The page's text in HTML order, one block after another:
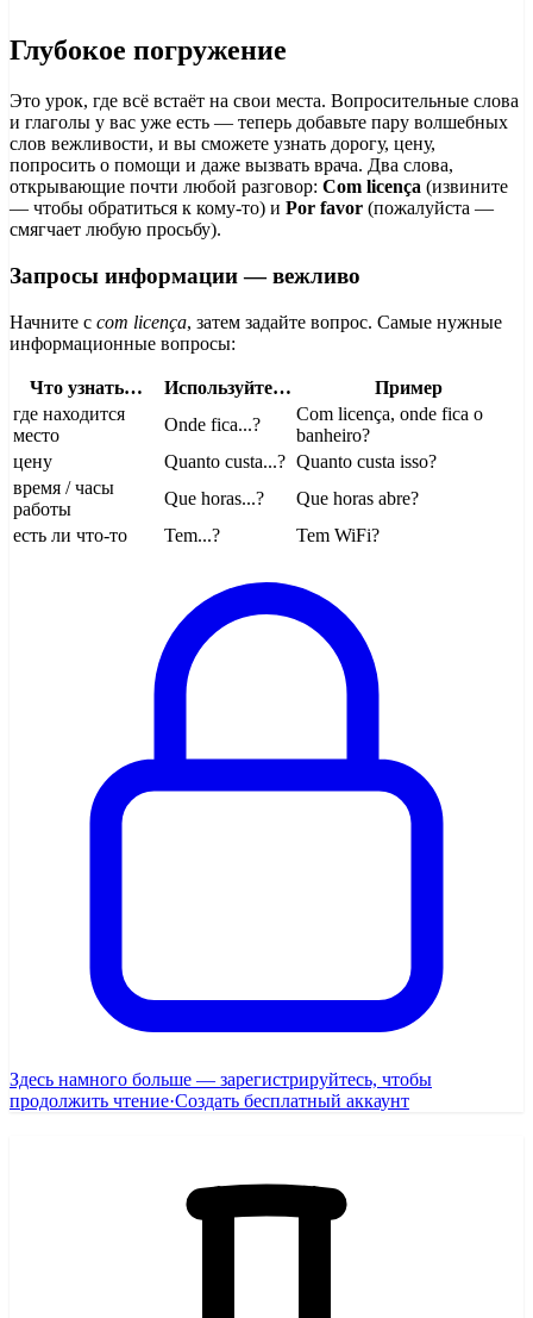
Глубокое погружение
Это урок, где всё встаёт на свои места. Вопросительные слова
и глаголы у вас уже есть — теперь добавьте пару волшебных
слов вежливости, и вы сможете узнать дорогу, цену,
попросить о помощи и даже вызвать врача. Два слова,
открывающие почти любой разговор: Com licença (извините
— чтобы обратиться к кому-то) и Por favor (пожалуйста —
смягчает любую просьбу).
Запросы информации — вежливо
Начните с com licença, затем задайте вопрос. Самые нужные
информационные вопросы:
Что узнать… Используйте…
Пример
где находится
место
Onde fica...?
Com licença, onde fica o
banheiro?
цену
Quanto custa...? Quanto custa isso?
время / часы
работы
Que horas...?
Que horas abre?
есть ли что-то
Tem...? Tem WiFi?
Здесь намного больше — зарегистрируйтесь, чтобы
продолжить чтение·Создать бесплатный аккаунт